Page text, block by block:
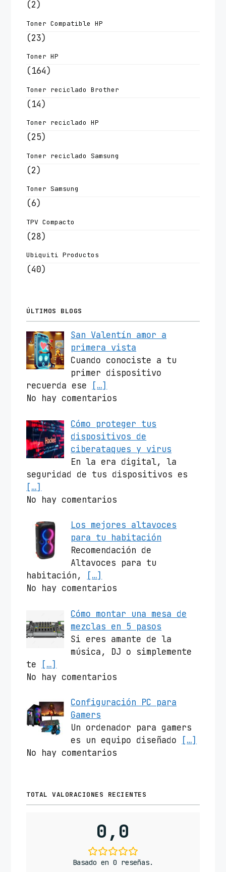
(2)
Toner Compatible HP
(23)
Toner HP
(164)
Toner reciclado Brother
(14)
Toner reciclado HP
(25)
Toner reciclado Samsung
(2)
Toner Samsung
(6)
TPV Compacto
(28)
Ubiquiti Productos
(40)
ÚLTIMOS BLOGS
San Valentín amor a
primera vista
Cuando conociste a tu
primer dispositivo
recuerda ese
[…]
No hay comentarios
Cómo proteger tus
dispositivos de
ciberataques y virus
En la era digital, la
seguridad de tus dispositivos es
[…]
No hay comentarios
Los mejores altavoces
para tu habitación
Recomendación de
Altavoces para tu
habitación,
[…]
No hay comentarios
Cómo montar una mesa de
mezclas en 5 pasos
Si eres amante de la
música, DJ o simplemente
te
[…]
No hay comentarios
Configuración PC para
Gamers
Un ordenador para gamers
es un equipo diseñado
[…]
No hay comentarios
TOTAL VALORACIONES RECIENTES
0,0
Basado en 0 reseñas.